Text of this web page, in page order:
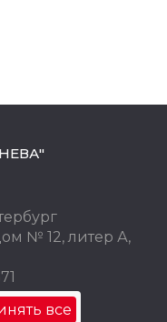
все
№ 12, литер А,